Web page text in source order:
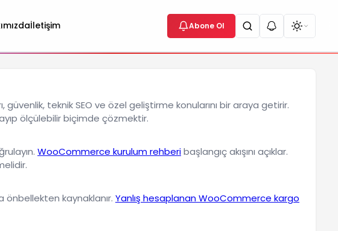
İletişim Abone Ol
teknik SEO ve özel geliştirme konularını bir araya getirir.
ölçülebilir biçimde çözmektir.
WooCommerce kurulum rehberibaşlangıç akışını açıklar.
önbellekten kaynaklanır. Yanlış hesaplanan WooCommerce kargo